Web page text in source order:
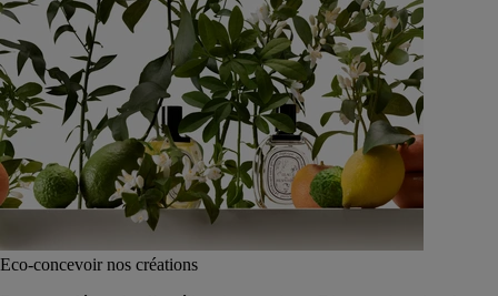
Eco-concevoir nos créations